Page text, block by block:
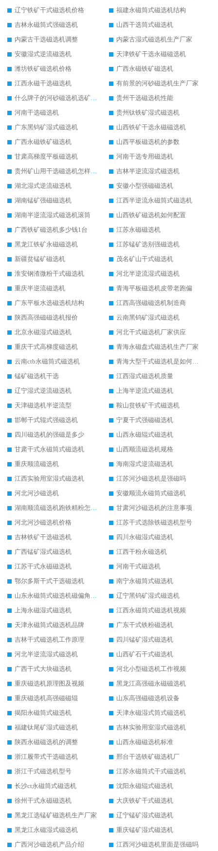
辽宁铁矿干式磁选机价格
福建永磁筒式磁选机结构
吉林永磁筒式强磁选机
山西干选筒式磁选机
内蒙古干选磁选机调整
内蒙古湿式磁选机生产厂家
安徽湿式逆流磁选机
天津铁矿干选永磁磁选机
潍坊铁矿磁选机价格
广西永磁铁矿磁选机
江西永磁干选磁选机
有前景的河砂磁选机生产厂家
什么牌子的河砂磁选机选矿效果好
贵州干选磁选机性能
河南干选磁选机
贵州钛铁矿湿式磁选机
广东黑钨矿湿式磁选机
山西铁矿干选永磁磁选机
广西永磁铁矿磁选机
山西平板磁选机的参数
甘肃高梯度平板磁选机
河南干选专用磁选机
贵州矿山用干选磁选机怎样调磁
吉林半逆流湿式磁选机
湖北湿式逆流磁选机
安徽小型强磁磁选机
湖南锰矿强磁磁选机
江西半逆流永磁筒式磁选机
湖南半逆流湿式磁选机滚筒
山西铁矿磁选机如何配置
广西铁矿磁选机多少钱1台
江苏永磁磁选机
黑龙江铁矿永磁磁选机
江苏锰矿选别强磁选机
新疆贫锰矿磁选机
茂名矿山干式磁选机
淮安钢渣微粉干式磁选机
河北半逆流湿式磁选机
重庆半逆流磁选机
青海平板磁选机皮带老跑偏
广东平板水选磁选机结构
江西高强磁磁选机制造商
陕西高强磁磁选机报价
云南黑钨矿湿式磁选机
北京永磁湿式磁选机
河北干式磁选机厂家供应
重庆干式高梯度磁选机
青海永磁盘式磁选机生产厂家
云南ctb永磁筒式磁选机
青海大型干式磁选机是如何选矿的
锰矿磁选机干选
江西湿式磁选机质量
辽宁湿式逆流磁选机
上海半逆流式磁选机
天津磁选机半逆流型
鞍山贫铁矿干式磁选机
邯郸干式辊式强磁选机
宁夏干式强磁磁选机
四川磁选机的强磁是多少
山西永磁辊式磁选机
甘肃干式永磁筒式磁选机
山西顺流磁选机规格
重庆顺流磁选机
海南湿式逆流磁选机
江西实验用室湿式磁选机
江苏河沙磁选机是强磁吗
河北河沙磁选机
安徽顺流永磁筒式磁选机
湖南顺流磁选机跑铁精粉怎么处理
甘肃河沙磁选机的注意事项
河北河沙磁选机价格
江苏干式选除铁磁选机型号
吉林铁矿干选磁选机
四川永磁湿式磁选机
广西锰矿湿式磁选机
江西干粉永磁选机
江苏干式永磁磁选机
河南干式磁选机
鄂尔多斯干式干选磁选机
南宁永磁筒式磁选机
山东永磁筒式磁选机磁偏角怎么调整
辽宁黑钨矿湿式磁选机
上海永磁湿式磁选机
江西永磁筒式磁选机视频
天津永磁筒式磁选机品牌
广东干式铁粉磁选机
吉林干式磁选机工作原理
四川锰矿湿式磁选机
河北半逆流湿式磁选机
山西矿石干式磁选机
广西干式大块磁选机
河北小型磁选机工作视频
重庆磁选机原理图及视频
黑龙江高强磁永磁磁选机
重庆磁选机高强磁磁辊
山东高强磁磁选机设备
揭阳永磁筒式磁选机
天津永磁湿式筒式磁选机
福建钛尾矿湿式磁选机
吉林实验用室湿式磁选机
陕西永磁磁选机的调整
山西永磁磁选机标准
浙江履带式干选磁选机
邢台干选铁矿磁选机厂
浙江干式磁选机型号
江苏永磁筒式干式磁选机
长沙ct永磁筒式磁选机
沈阳永磁辊式磁选机
徐州干式永磁磁选机
大庆铁矿干式磁选机
黑龙江选锰矿磁选机生产厂家
辽宁锰矿湿式磁选机
黑龙江永磁湿式磁选机
重庆锰矿湿式磁选机
广西河沙磁选机产品介绍
江西河沙磁选机里面是强磁吗